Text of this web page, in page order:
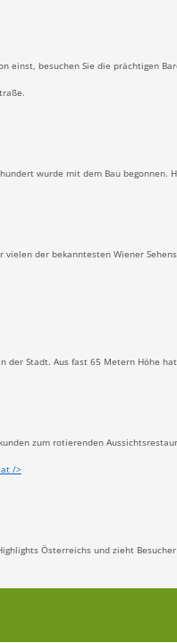
einst, besuchen Sie die prächtigen
wurde mit dem Bau
der bekanntesten Wiener
der Stadt. Aus fast 65 Metern Höhe
zum rotierenden
/>
Österreichs und zieht